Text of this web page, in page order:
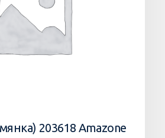
203618 Amazone